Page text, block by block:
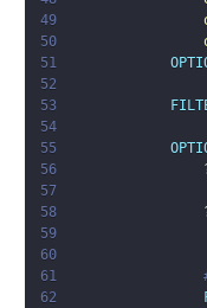
49
50
51
52
53
54
55
56
57
58
59
60
61
62